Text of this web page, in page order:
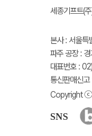
세종기프트(
본사 : 서울
파주 공장 :
대표번호 :
통신판매신
Copyright ⓒ
SNS